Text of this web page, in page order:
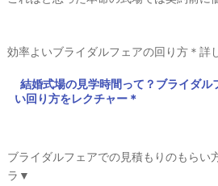
効率よいブライダルフェアの回り方＊詳
結婚式場の見学時間って？ブライダル
い回り方をレクチャー＊
ブライダルフェアでの見積もりのもらい
ラ▼